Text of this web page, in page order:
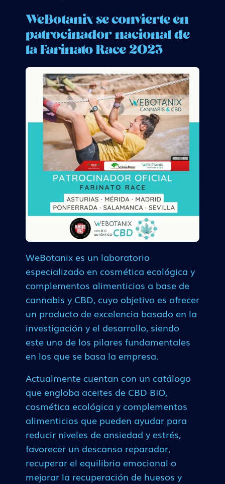
WeBotanix se convierte en
patrocinador nacional de
la Farinato Race 2023
WeBotanix es un laboratorio
especializado en cosmética ecológica y
complementos alimenticios a base de
cannabis y CBD, cuyo objetivo es ofrecer
un producto de excelencia basado en la
investigación y el desarrollo, siendo
este uno de los pilares fundamentales
en los que se basa la empresa.
Actualmente cuentan con un catálogo
que engloba aceites de CBD BIO,
cosmética ecológica y complementos
alimenticios que pueden ayudar para
reducir niveles de ansiedad y estrés,
favorecer un descanso reparador,
recuperar el equilibrio emocional o
mejorar la recuperación de huesos y